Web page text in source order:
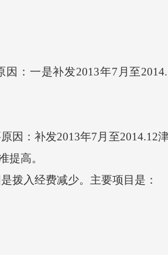
：一是补发2013年7月至
：补发2013年7月至2014.12津
提高。
拨入经费减少。主要项目是：